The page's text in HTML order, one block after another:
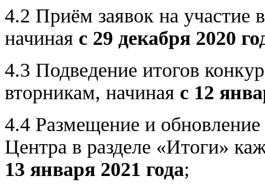
4.2 Приём заявок на участие
начиная с 29 декабря 2020
4.3 Подведение итогов
вторникам, начиная с 12
4.4 Размещение и
Центра в разделе «Итоги»
13 января 2021 года;